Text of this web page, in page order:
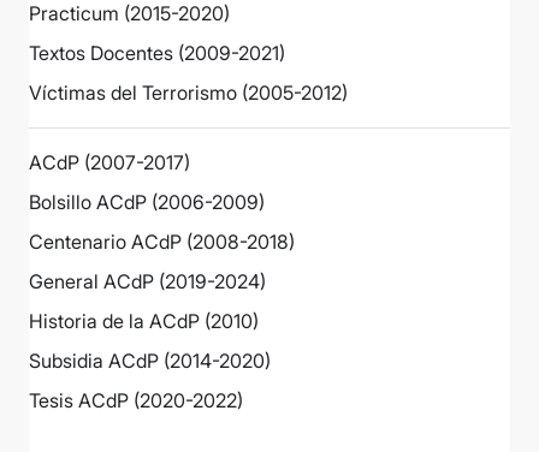
Practicum (2015-2020)
Textos Docentes (2009-2021)
Víctimas del Terrorismo (2005-2012)
ACdP (2007-2017)
Bolsillo ACdP (2006-2009)
Centenario ACdP (2008-2018)
General ACdP (2019-2024)
Historia de la ACdP (2010)
Subsidia ACdP (2014-2020)
Tesis ACdP (2020-2022)